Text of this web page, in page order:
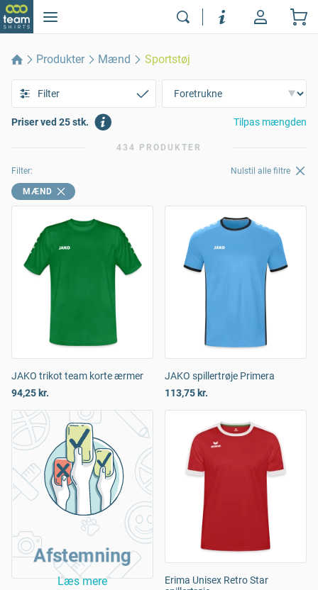
Produkter Mænd Sportstøj
Filter
Priser ved 25 stk. Tilpas mængden
434 PRODUKTER
Filter: Nulstil alle filtre
MÆND
JAKO trikot team korte ærmer
94,25 kr.
JAKO spillertrøje Primera
113,75 kr.
Afstemning
Læs mere
Erima Unisex Retro Star